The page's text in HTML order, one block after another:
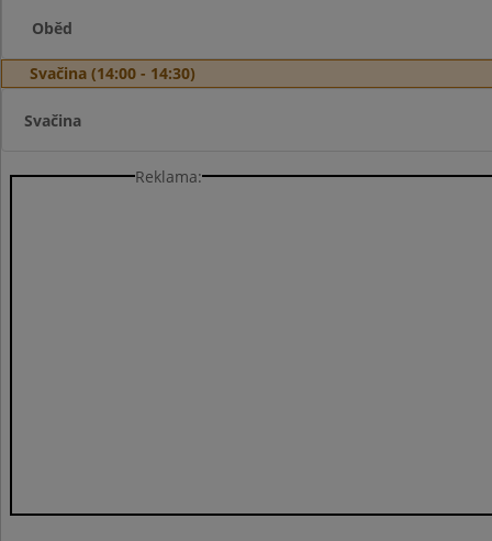
Oběd
Svačina (14:00 - 14:30)
Svačina
Reklama: